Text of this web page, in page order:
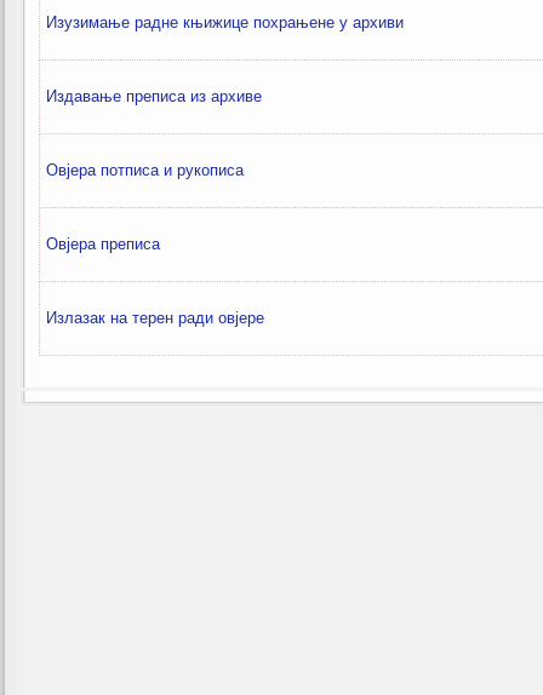
Изузимање радне књижице похрањене у архиви
Издавање преписа из архиве
Овјера потписа и рукописа
Овјера преписа
Излазак на терен ради овјере